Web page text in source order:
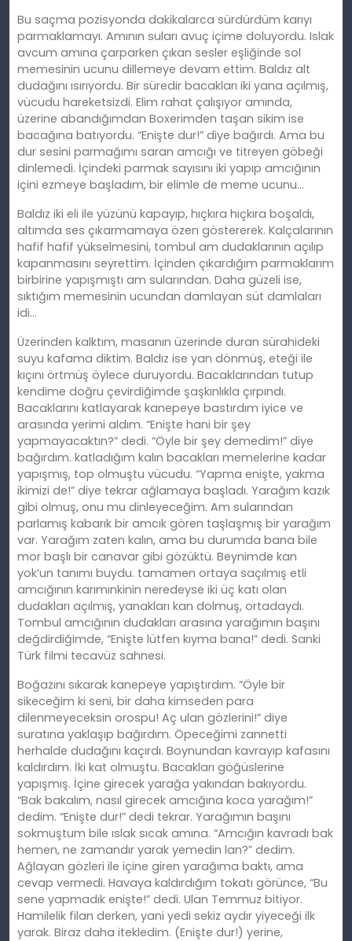
Bu saçma pozisyonda dakikalarca sürdürdüm karıyı
parmaklamayı. Amının suları avuç içime doluyordu. Islak
avcum amına çarparken çıkan sesler eşliğinde sol
memesinin ucunu dillemeye devam ettim. Baldız alt
dudağını ısırıyordu. Bir süredir bacakları iki yana açılmış,
vücudu hareketsizdi. Elim rahat çalışıyor amında,
üzerine abandığımdan Boxerimden taşan sikim ise
bacağına batıyordu. “Enişte dur!” diye bağırdı. Ama bu
dur sesini parmağımı saran amcığı ve titreyen göbeği
dinlemedi. İçindeki parmak sayısını iki yapıp amcığının
içini ezmeye başladım, bir elimle de meme ucunu…
Baldız iki eli ile yüzünü kapayıp, hıçkıra hıçkıra boşaldı,
altımda ses çıkarmamaya özen göstererek. Kalçalarının
hafif hafif yükselmesini, tombul am dudaklarının açılıp
kapanmasını seyrettim. İçinden çıkardığım parmaklarım
birbirine yapışmıştı am sularından. Daha güzeli ise,
sıktığım memesinin ucundan damlayan süt damlaları
idi…
Üzerinden kalktım, masanın üzerinde duran sürahideki
suyu kafama diktim. Baldız ise yan dönmüş, eteği ile
kıçını örtmüş öylece duruyordu. Bacaklarından tutup
kendime doğru çevirdiğimde şaşkınlıkla çırpındı.
Bacaklarını katlayarak kanepeye bastırdım iyice ve
arasında yerimi aldım. “Enişte hani bir şey
yapmayacaktın?” dedi. “Öyle bir şey demedim!” diye
bağırdım. katladığım kalın bacakları memelerine kadar
yapışmış, top olmuştu vücudu. “Yapma enişte, yakma
ikimizi de!” diye tekrar ağlamaya başladı. Yarağım kazık
gibi olmuş, onu mu dinleyeceğim. Am sularından
parlamış kabarık bir amcık gören taşlaşmış bir yarağım
var. Yarağım zaten kalın, ama bu durumda bana bile
mor başlı bir canavar gibi gözüktü. Beynimde kan
yok’un tanımı buydu. tamamen ortaya saçılmış etli
amcığının karımınkinin neredeyse iki üç katı olan
dudakları açılmış, yanakları kan dolmuş, ortadaydı.
Tombul amcığının dudakları arasına yarağımın başını
değdirdiğimde, “Enişte lütfen kıyma bana!” dedi. Sanki
Türk filmi tecavüz sahnesi.
Boğazını sıkarak kanepeye yapıştırdım. “Öyle bir
sikeceğim ki seni, bir daha kimseden para
dilenmeyeceksin orospu! Aç ulan gözlerini!” diye
suratına yaklaşıp bağırdım. Öpeceğimi zannetti
herhalde dudağını kaçırdı. Boynundan kavrayıp kafasını
kaldırdım. İki kat olmuştu. Bacakları göğüslerine
yapışmış. İçine girecek yarağa yakından bakıyordu.
“Bak bakalım, nasıl girecek amcığına koca yarağım!”
dedim. “Enişte dur!” dedi tekrar. Yarağımın başını
sokmuştum bile ıslak sıcak amına. “Amcığın kavradı bak
hemen, ne zamandır yarak yemedin lan?” dedim.
Ağlayan gözleri ile içine giren yarağıma baktı, ama
cevap vermedi. Havaya kaldırdığım tokatı görünce, “Bu
sene yapmadık enişte!” dedi. Ulan Temmuz bitiyor.
Hamilelik filan derken, yani yedi sekiz aydır yiyeceği ilk
yarak. Biraz daha itekledim. (Enişte dur!) yerine,